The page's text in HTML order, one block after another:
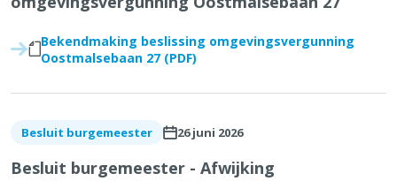
Snelle links
Openingsuren & adressen
Meld iets
Bekendmaking beslissing omgevingsvergunning
Oostmalsebaan 27 (PDF)
Besluit burgemeester 26 juni 2026
Besluit burgemeester - Afwijking